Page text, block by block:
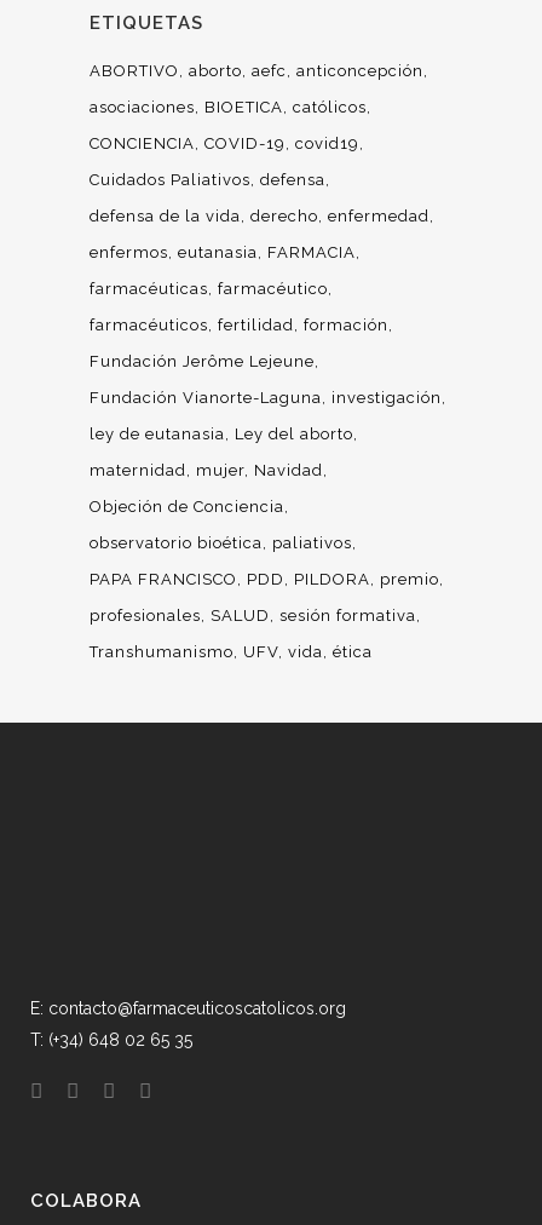
ETIQUETAS
ABORTIVO aborto aefc
anticoncepción
asociaciones
BIOETICA católicos
CONCIENCIA COVID-19
covid19
Cuidados Paliativos defensa
defensa de la vida derecho enfermedad
enfermos eutanasia
FARMACIA
farmacéuticas farmacéutico
farmacéuticos fertilidad formación
Fundación Jerôme Lejeune
Fundación Vianorte-Laguna
investigación
ley de eutanasia
Ley del aborto
maternidad
mujer Navidad
Objeción de Conciencia
observatorio bioética
paliativos
PAPA FRANCISCO
PDD PILDORA
premio
profesionales
SALUD
sesión formativa
Transhumanismo
UFV vida ética
E: contacto@farmaceuticoscatolicos.org
T: (+34) 648 02 65 35
COLABORA